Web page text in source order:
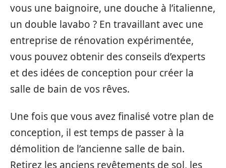
vous une baignoire, une douche à l’italienne,
un double lavabo ? En travaillant avec une
entreprise de rénovation expérimentée,
vous pouvez obtenir des conseils d’experts
et des idées de conception pour créer la
salle de bain de vos rêves.
Une fois que vous avez finalisé votre plan de
conception, il est temps de passer à la
démolition de l’ancienne salle de bain.
Retirez les anciens revêtements de sol, les